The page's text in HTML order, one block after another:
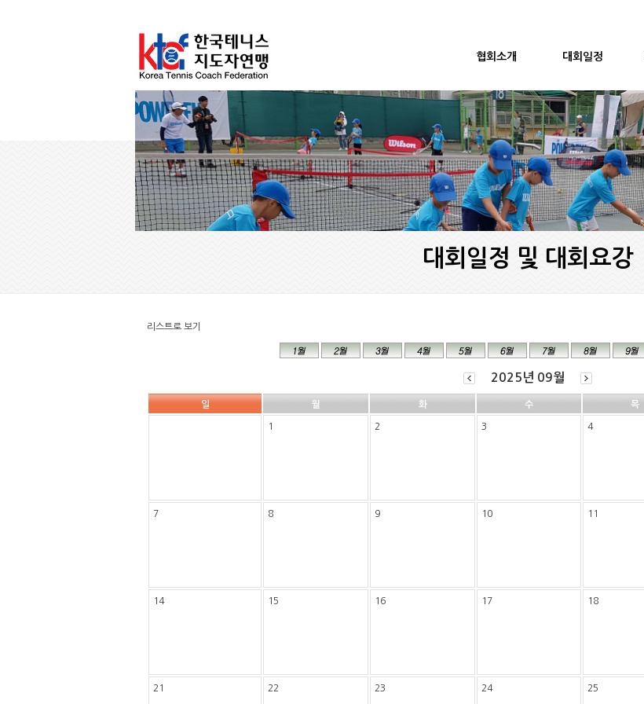
협회소개 대회일정
대회일정 및 대회요강
리스트로 보기
2025년 09월
일 월 화 수 목
1 2 3 4
7 8 9 10 11
14 15 16 17 18
21 22 23 24 25